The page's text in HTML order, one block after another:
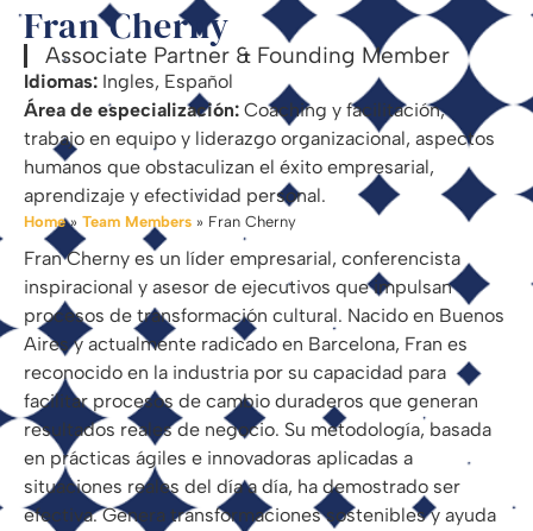
Fran Cherny
Associate Partner & Founding Member
Idiomas: Ingles, Español
Área de especialización: Coaching y facilitación,
trabajo en equipo y liderazgo organizacional, aspectos
humanos que obstaculizan el éxito empresarial,
aprendizaje y efectividad personal.
Home» Team Members » Fran Cherny
Fran Cherny es un líder empresarial, conferencista
inspiracional y asesor de ejecutivos que impulsan
procesos de transformación cultural. Nacido en Buenos
Aires y actualmente radicado en Barcelona, Fran es
reconocido en la industria por su capacidad para
facilitar procesos de cambio duraderos que generan
resultados reales de negocio. Su metodología, basada
en prácticas ágiles e innovadoras aplicadas a
situaciones reales del día a día, ha demostrado ser
efectiva. Genera transformaciones sostenibles y ayuda